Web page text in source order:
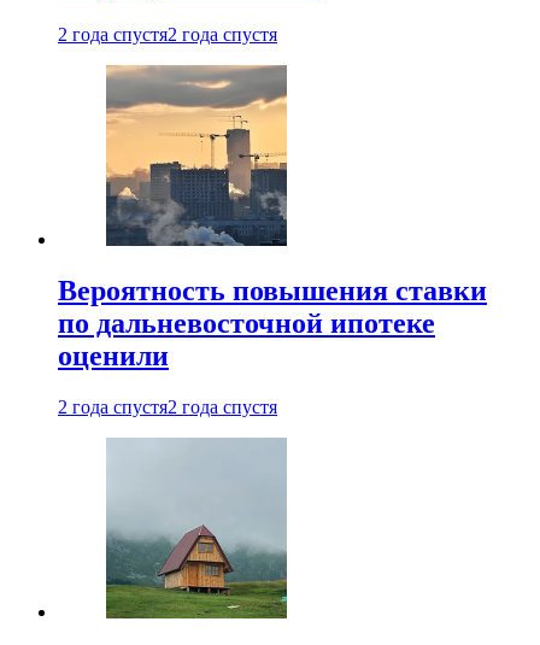
2 года спустя2 года спустя
Вероятность повышения ставки
по дальневосточной ипотеке
оценили
2 года спустя2 года спустя